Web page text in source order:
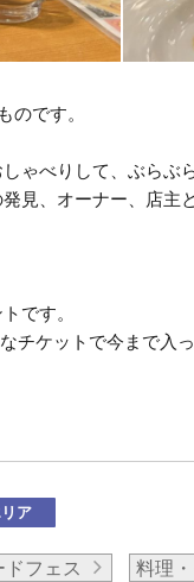
です。
ゃべりして、ぶらぶ
見、オーナー、店
です。
チケットで今まで入
ア
フェス 料理